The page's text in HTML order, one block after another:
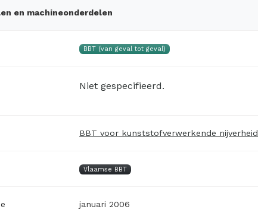
en machineonderdelen
BBT (van geval tot geval)
Niet gespecifieerd.
BBT voor kunststofverwerkende nijverheid
Vlaamse BBT
januari 2006